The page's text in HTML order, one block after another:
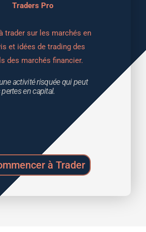
Traders Pro
trader sur les marchés en
et idées de trading des
des marchés financier.
activité risquée qui peut
en capital.
à Trader